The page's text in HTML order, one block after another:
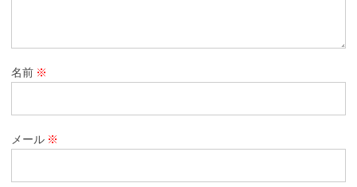
名前 ※
メール ※